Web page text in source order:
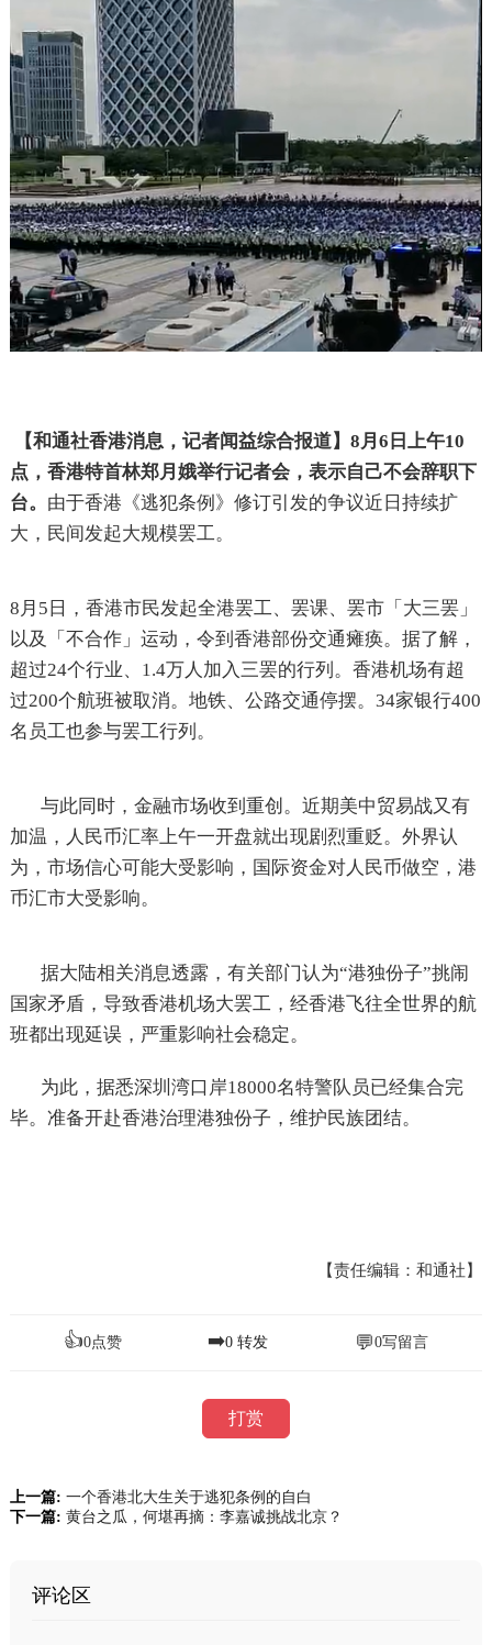
【和通社香港消息，记者闻益综合报道】 8月6日上午10
点，香港特首林郑月娥举行记者会，表示自己不会辞职下
台。 由于香港《逃犯条例》修订引发的争议近日持续扩
大，民间发起大规模罢工。
8月5日，香港市民发起全港罢工、罢课、罢市「大三罢」
以及「不合作」运动，令到香港部份交通瘫痪。据了解，
超过24个行业、1.4万人加入三罢的行列。香港机场有超
过200个航班被取消。地铁、公路交通停摆。34家银行400
名员工也参与罢工行列。
与此同时，金融市场收到重创。近期美中贸易战又有
加温，人民币汇率上午一开盘就出现剧烈重贬。外界认
为，市场信心可能大受影响，国际资金对人民币做空，港
币汇市大受影响。
据大陆相关消息透露，有关部门认为“港独份子”挑闹
国家矛盾，导致香港机场大罢工，经香港飞往全世界的航
班都出现延误，严重影响社会稳定。
为此，据悉深圳湾口岸18000名特警队员已经集合完
毕。准备开赴香港治理港独份子，维护民族团结。
【责任编辑：和通社】
👍0点赞 ➡️0 转发 💬0写留言
打赏
上一篇: 一个香港北大生关于逃犯条例的自白
下一篇: 黄台之瓜，何堪再摘：李嘉诚挑战北京？
评论区